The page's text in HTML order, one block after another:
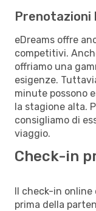
Prenotazioni
eDreams offre
competitivi.
offriamo una
esigenze.
minute possono
la stagione alta.
consigliamo di
viaggio.
Check-in
Il check-in online
prima della